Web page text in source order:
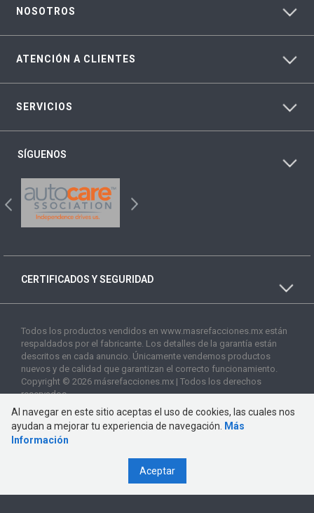
NOSOTROS
ATENCIÓN A CLIENTES
SERVICIOS
SÍGUENOS
CERTIFICADOS Y SEGURIDAD
Todos los productos vendidos en www.masrefacciones.mx están
respaldados por el fabricante. Los detalles de la garantía están
descritos en cada anuncio. Únicamente vendemos productos
nuevos y de calidad que garantizan el correcto funcionamiento.
Copyright © 2026 másrefacciones.mx | Todos los derechos
reservados
Al navegar en este sitio aceptas el uso de cookies, las cuales nos
ayudan a mejorar tu experiencia de navegación.
Más
Información
Aceptar